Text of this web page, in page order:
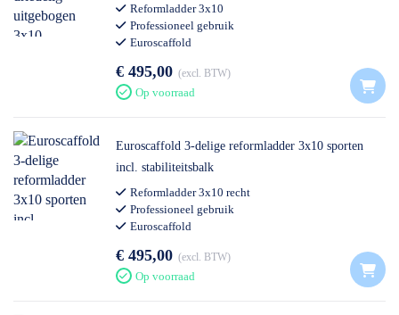
Reformladder 3x10
Professioneel gebruik
Euroscaffold
€ 495,00 excl. BTW
Op voorraad
Euroscaffold 3-delige reformladder 3x10 sporten
incl. stabiliteitsbalk
Reformladder 3x10 recht
Professioneel gebruik
Euroscaffold
€ 495,00 excl. BTW
Op voorraad